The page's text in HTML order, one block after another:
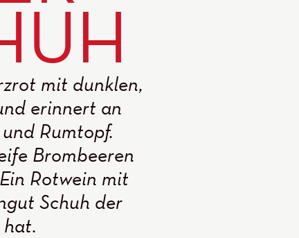
mit dunklen,
erinnert an
Rumtopf.
Brombeeren
Rotwein mit
Schuh der